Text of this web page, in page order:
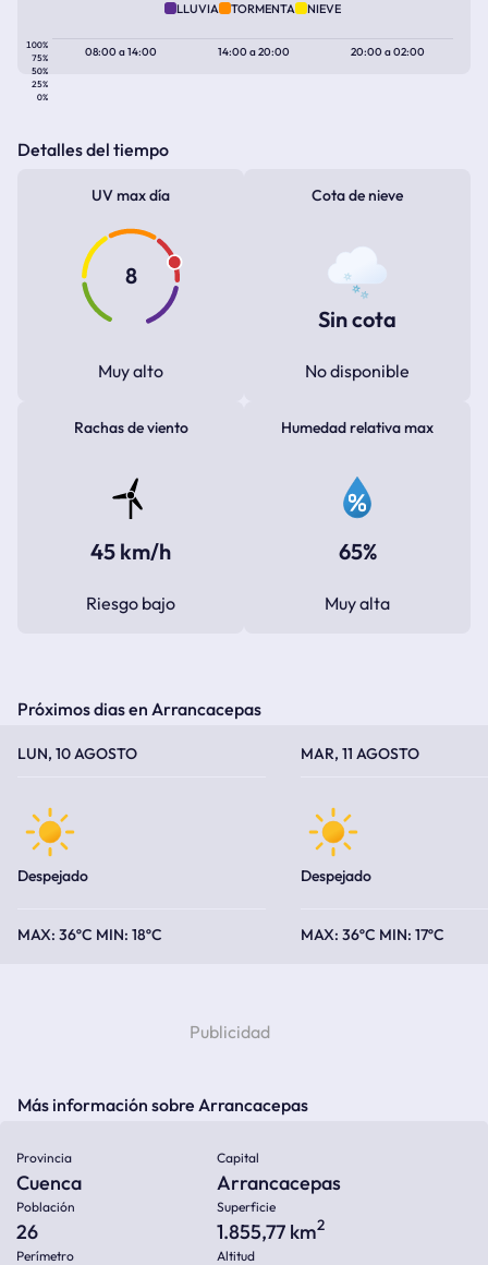
LLUVIA TORMENTA NIEVE
100%
75%
50%
25%
0%
08:00a14:00 14:00a20:00 20:00a02:00
Detalles del tiempo
UV max día
8
Muy alto
Cota de nieve
Sin cota
No disponible
Rachas de viento
45 km/h
Riesgo bajo
Humedad relativa max
65%
Muy alta
Próximos dias en Arrancacepas
LUN, 10 AGOSTO
Despejado
36ºC 18ºC
MAR, 11 AGOSTO
Despejado
36ºC 17ºC
Más información sobre Arrancacepas
Provincia
Cuenca
Capital
Arrancacepas
Población
26
Superficie
1.855,77 km2
Perímetro Altitud